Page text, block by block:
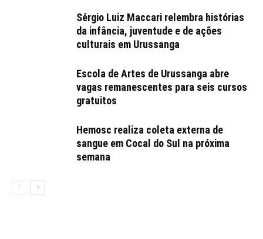
Sérgio Luiz Maccari relembra histórias
da infância, juventude e de ações
culturais em Urussanga
Escola de Artes de Urussanga abre
vagas remanescentes para seis cursos
gratuitos
Hemosc realiza coleta externa de
sangue em Cocal do Sul na próxima
semana